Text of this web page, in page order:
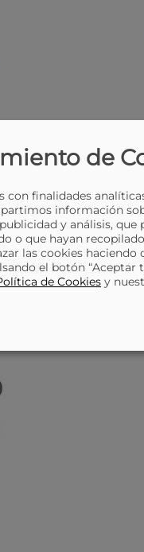
de
con finalidades
información
y análisis,
o que hayan
las cookies haciendo
el botón “Aceptar
de Cookies y